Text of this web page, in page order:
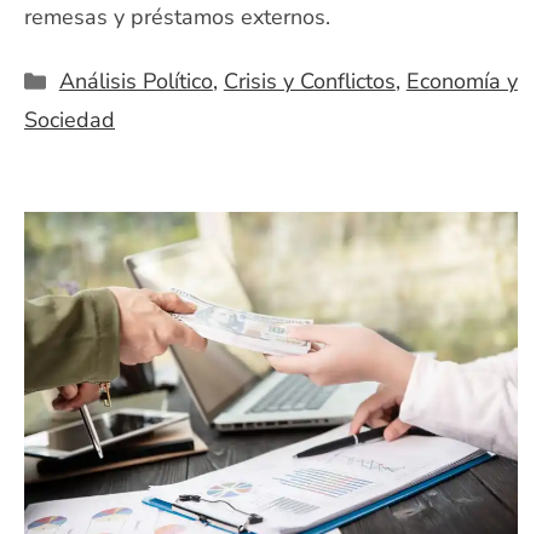
remesas y préstamos externos.
Categorías
Análisis Político, Crisis y Conflictos, Economía y
Sociedad